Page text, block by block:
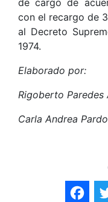
de cargo de
con el recargo de
al Decreto
1974.
Elaborado por:
Rigoberto Paredes
Carla Andrea